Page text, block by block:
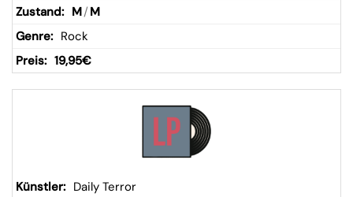
M/ M
Rock
19,95€
Daily Terror